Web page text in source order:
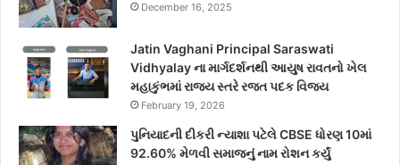
December 16, 2025
Jatin Vaghani Principal Saraswati
Vidhyalay ના માર્ગદર્શનથી આયુષ રાવતનો ખેલ
મહાકુંભમાં રાજ્ય સ્તરે રજત પદક વિજય
February 19, 2026
પુનિયાદની દીકરી ન્યાશા પટેલે CBSE ધોરણ 10માં
92.60% મેળવી સમાજનું નામ રોશન કર્યું